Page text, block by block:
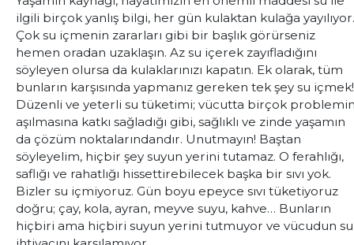
ilgili birçok yanlış bilgi, her gün kulaktan kulağa yayılıyor.
Çok su içmenin zararları gibi bir başlık görürseniz
hemen oradan uzaklaşın. Az su içerek zayıfladığını
söyleyen olursa da kulaklarınızı kapatın. Ek olarak, tüm
bunların karşısında yapmanız gereken tek şey su içmek!
Düzenli ve yeterli su tüketimi; vücutta birçok
aşılmasına katkı sağladığı gibi, sağlıklı ve zinde yaşamın
da çözüm noktalarındandır. Unutmayın! Baştan
söyleyelim, hiçbir şey suyun yerini tutamaz. O ferahlığı,
saflığı ve rahatlığı hissettirebilecek başka bir sıvı yok.
Bizler su içmiyoruz. Gün boyu epeyce sıvı tüketiyoruz
doğru; çay, kola, ayran, meyve suyu, kahve… Bunların
hiçbiri ama hiçbiri suyun yerini tutmuyor ve vücudun su